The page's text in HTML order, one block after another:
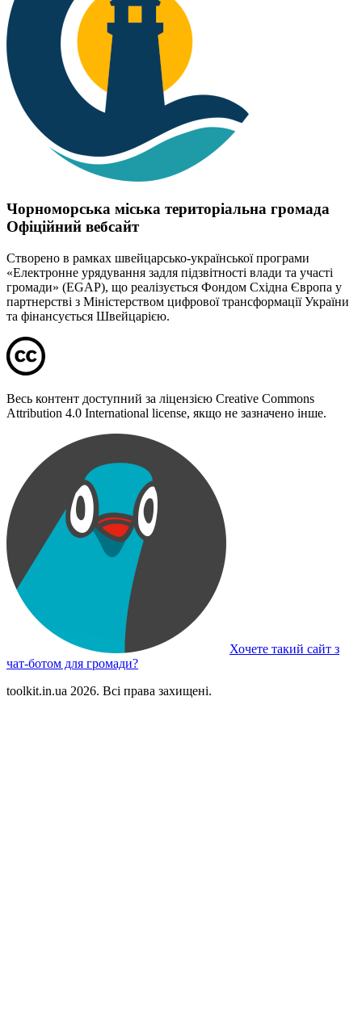
Чорноморська міська територіальна громада
Офіційний вебсайт
Створено в рамках швейцарсько-української програми
«Електронне урядування задля підзвітності влади та участі
громади» (EGAP), що реалізується Фондом Східна Європа у
партнерстві з Міністерством цифрової трансформації України
та фінансується Швейцарією.
Весь контент доступний за ліцензією Creative Commons
Attribution 4.0 International license, якщо не зазначено інше.
Хочете такий сайт з
чат-ботом для громади?
toolkit.in.ua 2026. Всі права захищені.